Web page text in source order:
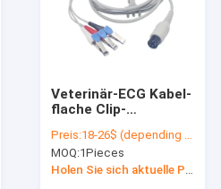
Veterinär-ECG Kabel-
flache Clip-
Jacken-kompatibel
mit Contec C80Vet
Preis:18-26$ (depending on order qty)
MOQ:1Pieces